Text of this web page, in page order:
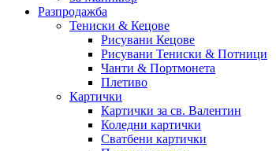
Разпродажба
Тениски & Кецове
Рисувани Кецове
Рисувани Тениски & Потници
Чанти & Портмонета
Плетиво
Картички
Картички за св. Валентин
Коледни картички
Сватбени картички